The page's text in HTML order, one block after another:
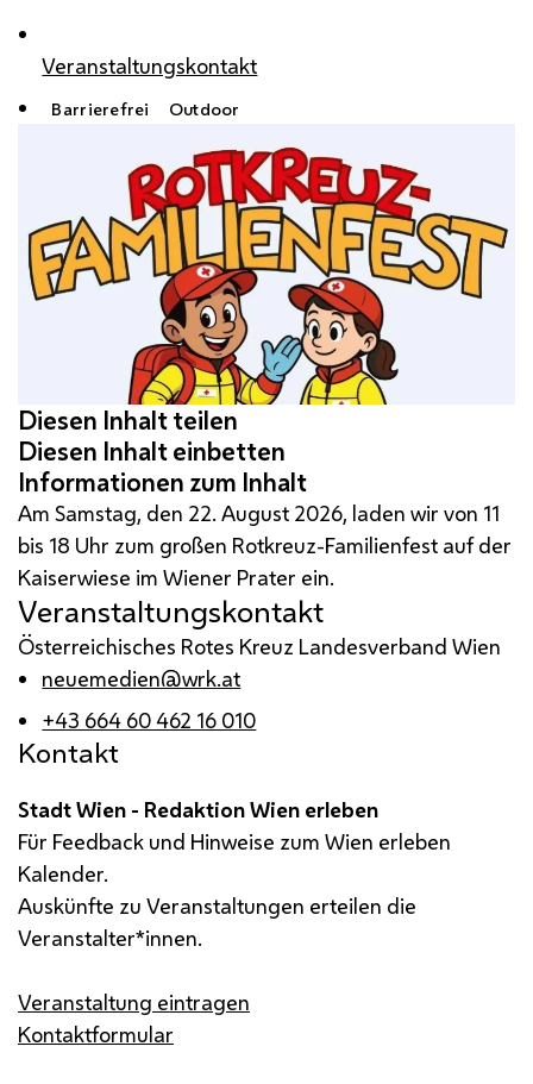
Veranstaltungskontakt
Barrierefrei Outdoor
Am Samstag, den 22. August 2026, laden wir von 11
bis 18 Uhr zum großen Rotkreuz-Familienfest auf der
Kaiserwiese im Wiener Prater ein.
Veranstaltungskontakt
Österreichisches Rotes Kreuz Landesverband Wien
neuemedien@wrk.at
+43 664 60 462 16 010
Kontakt
Stadt Wien - Redaktion Wien erleben
Für Feedback und Hinweise zum Wien erleben
Kalender.
Auskünfte zu Veranstaltungen erteilen die
Veranstalter*innen.
Veranstaltung eintragen
Kontaktformular